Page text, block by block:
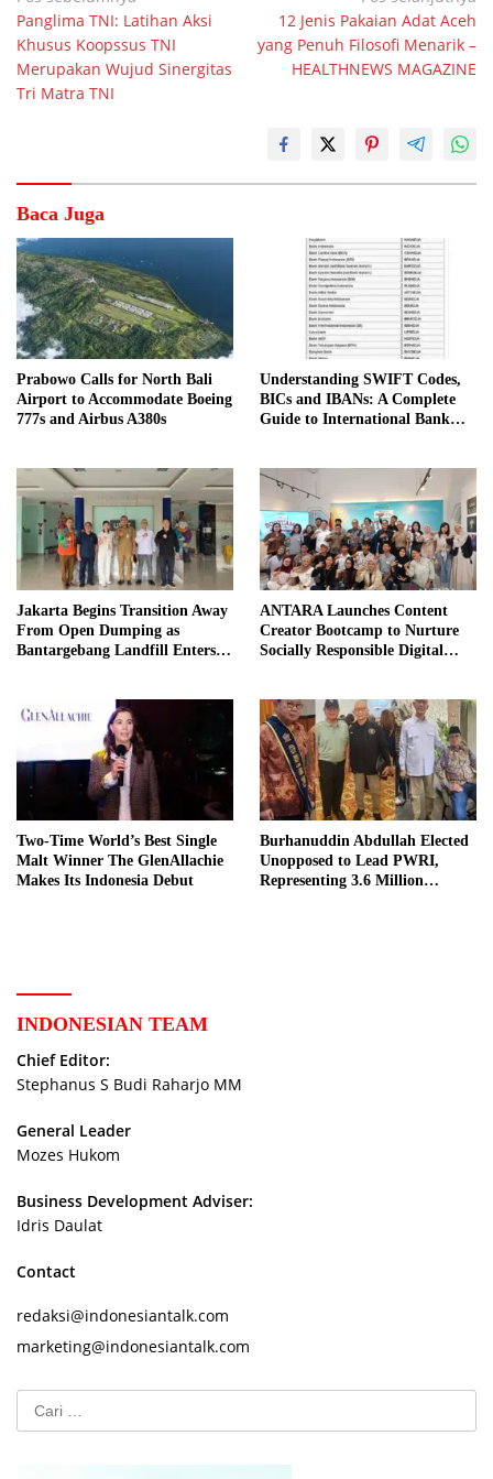
pos
Panglima TNI: Latihan Aksi
Khusus Koopssus TNI
Merupakan Wujud Sinergitas
Tri Matra TNI
12 Jenis Pakaian Adat Aceh
yang Penuh Filosofi Menarik –
HEALTHNEWS MAGAZINE
Baca Juga
Prabowo Calls for North Bali
Airport to Accommodate Boeing
777s and Airbus A380s
Understanding SWIFT Codes,
BICs and IBANs: A Complete
Guide to International Bank
Jakarta Begins Transition Away
From Open Dumping as
Bantargebang Landfill Enters
ANTARA Launches Content
Creator Bootcamp to Nurture
Socially Responsible Digital
Two-Time World’s Best Single
Malt Winner The GlenAllachie
Makes Its Indonesia Debut
Burhanuddin Abdullah Elected
Unopposed to Lead PWRI,
Representing 3.6 Million
INDONESIAN TEAM
Chief Editor:
Stephanus S Budi Raharjo MM
General Leader
Mozes Hukom
Business Development Adviser:
Idris Daulat
Contact
redaksi@indonesiantalk.com
marketing@indonesiantalk.com
Cari
untuk: